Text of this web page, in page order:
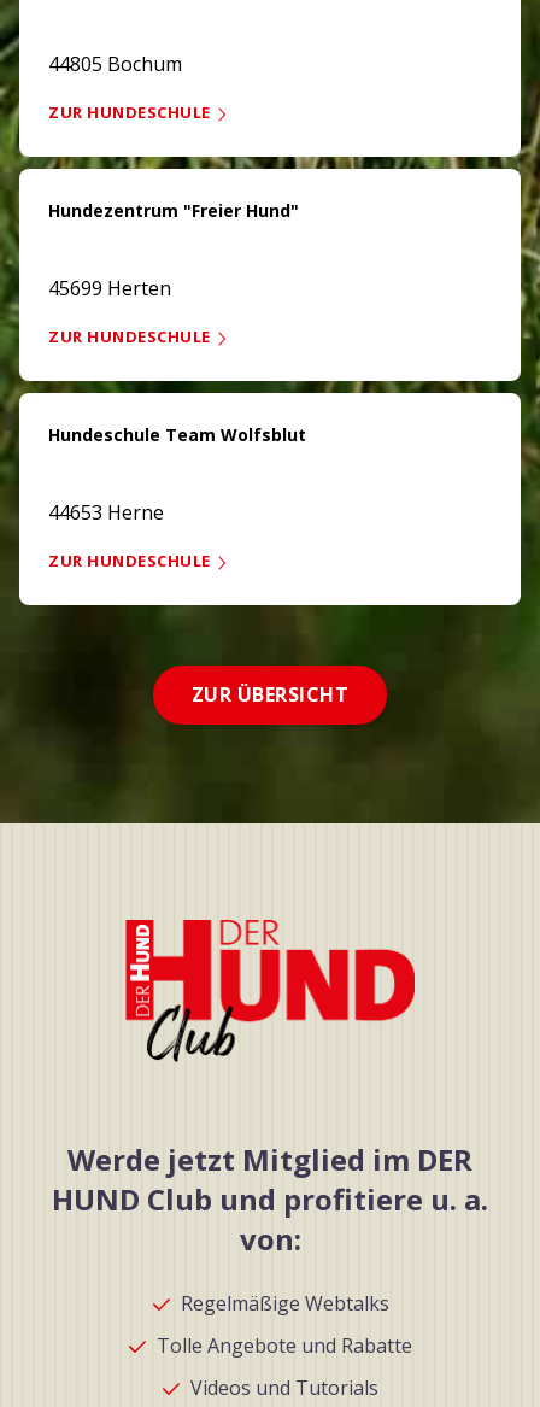
44805 Bochum
ZUR HUNDESCHULE
Hundezentrum "Freier Hund"
45699 Herten
ZUR HUNDESCHULE
Hundeschule Team Wolfsblut
44653 Herne
ZUR HUNDESCHULE
ZUR ÜBERSICHT
Werde jetzt Mitglied im DER
HUND Club und profitiere u. a.
von:
Regelmäßige Webtalks
Tolle Angebote und Rabatte
Videos und Tutorials